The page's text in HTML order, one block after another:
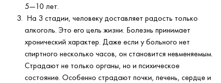
5—10 лет.
На 3 стадии, человеку доставляет радость только
алкоголь. Это его цель жизни. Болезнь принимает
хронический характер. Даже если у больного нет
спиртного несколько часов, он становится невменяемым.
Страдают не только органы, но и психическое
состояние. Особенно страдают почки, печень, сердце и